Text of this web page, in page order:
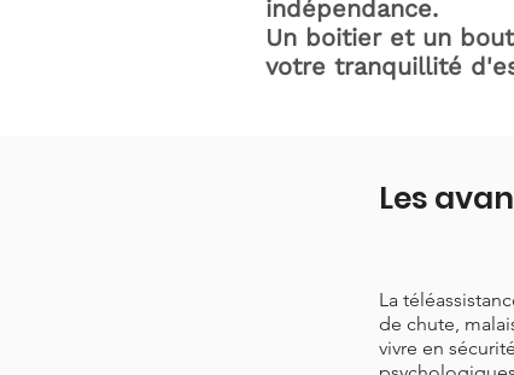
indépendance.
Un boitier et un
votre tranquillité
Les
La
de chute,
vivre en